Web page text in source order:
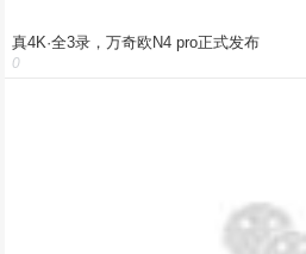
真4K·全3录，万奇欧N4 pro正式发布
0